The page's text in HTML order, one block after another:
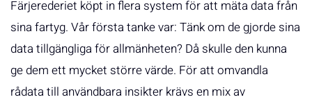
Färjerederiet köpt in flera system för att mäta data från
sina fartyg. Vår första tanke var: Tänk om de gjorde sina
data tillgängliga för allmänheten? Då skulle den kunna
ge dem ett mycket större värde. För att omvandla
rådata till användbara insikter krävs en mix av